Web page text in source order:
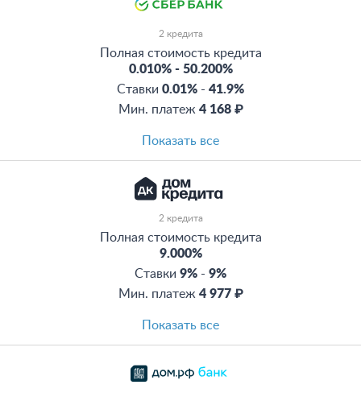
2 кредита
Полная стоимость кредита
0.010%- 50.200%
Ставки 0.01% - 41.9%
Мин. платеж 4 168 ₽
Показать все
2 кредита
Полная стоимость кредита
9.000%
Ставки 9% - 9%
Мин. платеж 4 977 ₽
Показать все